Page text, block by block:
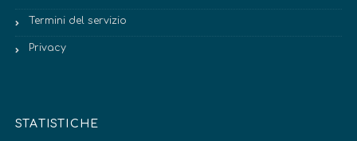
Termini del servizio
Privacy
STATISTICHE